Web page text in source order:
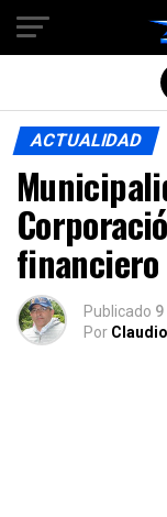
ACTUALIDAD
financiero
Publicado
Por